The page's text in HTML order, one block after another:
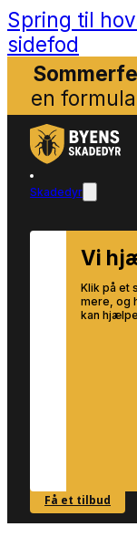
Spring til
sidefod
en
Skadedyr
Vi
Klik på et
mere, og
kan
SE
Få et tilbud